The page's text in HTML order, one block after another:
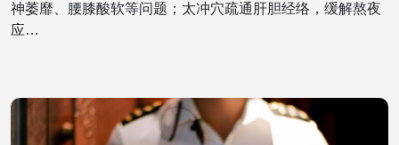
神萎靡、腰膝酸软等问题；太冲穴疏通肝胆经络，缓解熬夜
应…